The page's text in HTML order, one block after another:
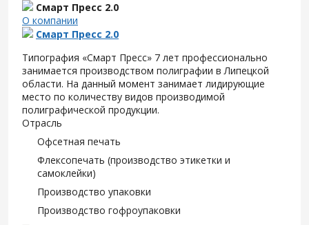
Смарт Пресс 2.0
О компании
Смарт Пресс 2.0
Типография «Смарт Пресс» 7 лет профессионально
занимается производством полиграфии в Липецкой
области. На данный момент занимает лидирующие
место по количеству видов производимой
полиграфической продукции.
Отрасль
Офсетная печать
Флексопечать (производство этикетки и
самоклейки)
Производство упаковки
Производство гофроупаковки